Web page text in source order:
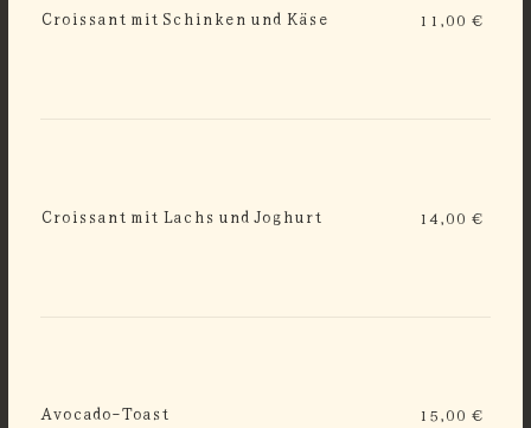
Croissant mit Schinken und Käse 11,00 €
Croissant mit Lachs und Joghurt 14,00 €
Avocado-Toast 15,00 €